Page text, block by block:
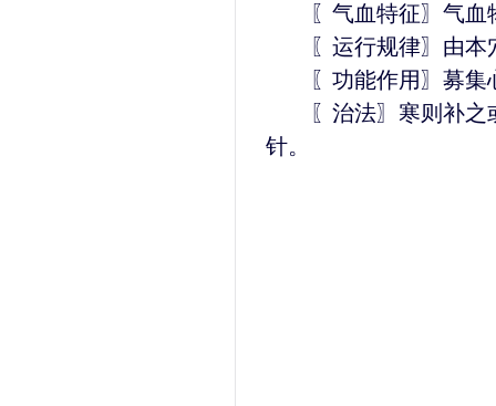
〖气血特征〗气血
〖运行规律〗由本
〖功能作用〗募集
〖治法〗寒则补之
针。